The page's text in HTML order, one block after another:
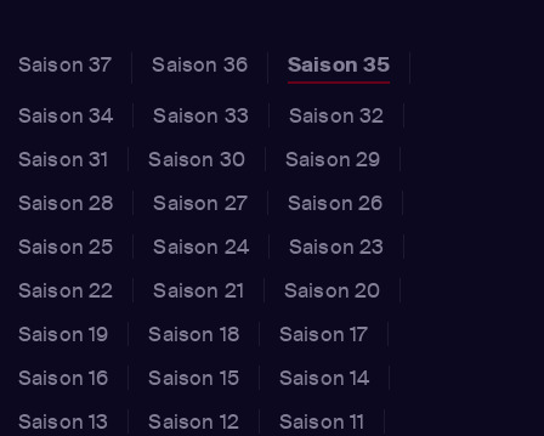
Saison 37 Saison 36
Saison 35
Saison 34
Saison 33
Saison 32
Saison 31
Saison 30
Saison 29
Saison 28
Saison 27
Saison 26
Saison 25
Saison 24
Saison 23
Saison 22
Saison 21
Saison 20
Saison 19
Saison 18
Saison 17
Saison 16
Saison 15
Saison 14
Saison 13
Saison 12
Saison 11